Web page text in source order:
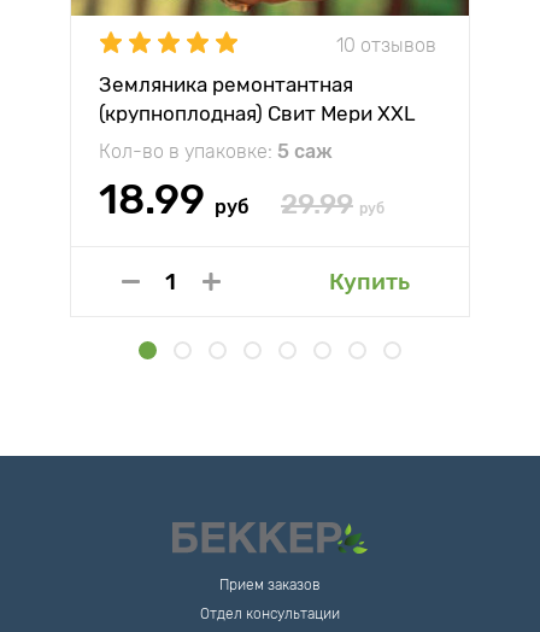
10 отзывов
Земляника ремонтантная
(крупноплодная) Свит Мери XXL
Кол-во в упаковке: 5 саж
18.99 руб 29.99 руб
Купить
Прием заказов
Отдел консультации